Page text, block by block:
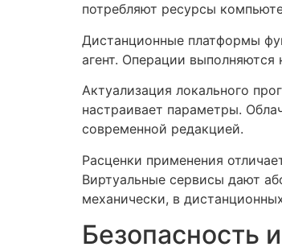
потребляют ресурсы
Дистанционные платформы
агент. Операции
Актуализация локального
настраивает параметры.
современной редакцией.
Расценки применения
Виртуальные сервисы дают
механически, в
Безопасность